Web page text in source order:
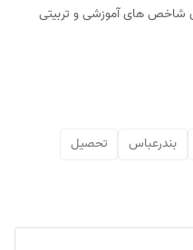
شاخص های آموزشی و تربیتی
بندرعباس
تحصیل